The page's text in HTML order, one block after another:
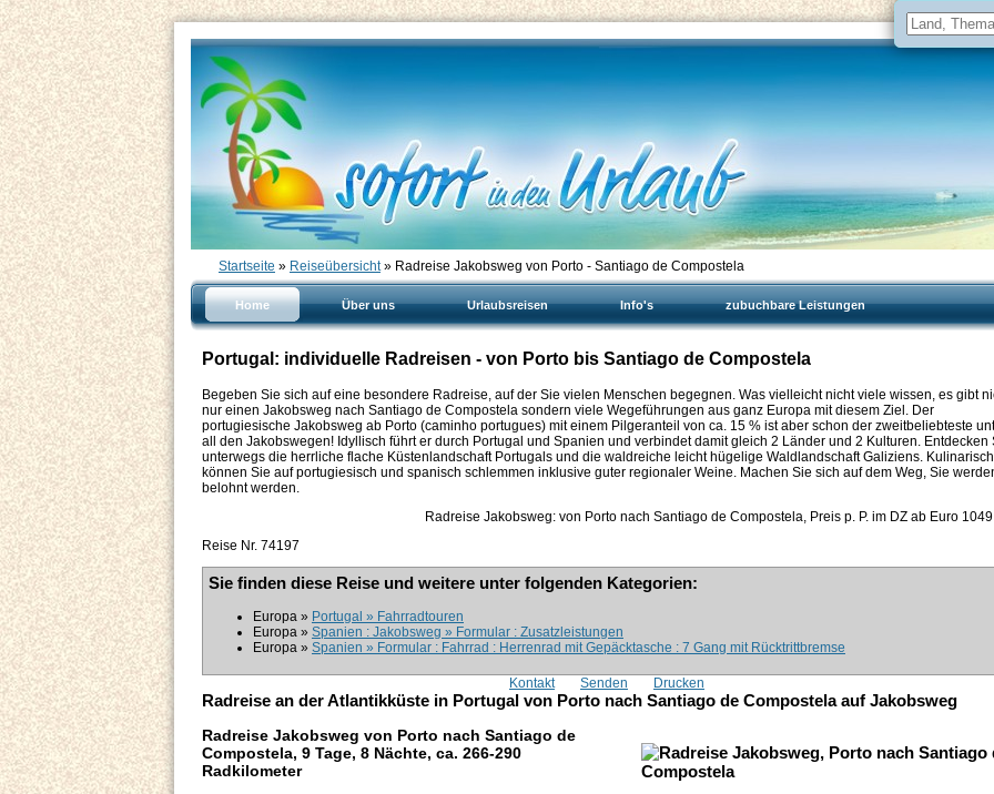
Startseite » Reiseübersicht» Radreise Jakobsweg von Porto - Santiago de Compostela
Home Über uns Urlaubsreisen Info's zubuchbare Leistungen
Portugal: individuelle Radreisen - von Porto bis Santiago de Compostela
Begeben Sie sich auf eine besondere Radreise, auf der Sie vielen Menschen begegnen. Was vielleicht nicht viele wissen, es gibt
nur einen Jakobsweg nach Santiago de Compostela sondern viele Wegeführungen aus ganz Europa mit diesem Ziel. Der
portugiesische Jakobsweg ab Porto (caminho portugues) mit einem Pilgeranteil von ca. 15 % ist aber schon der zweitbeliebteste
all den Jakobswegen! Idyllisch führt er durch Portugal und Spanien und verbindet damit gleich 2 Länder und 2 Kulturen. Entdecken
unterwegs die herrliche flache Küstenlandschaft Portugals und die waldreiche leicht hügelige Waldlandschaft Galiziens. Kulinarisch
können Sie auf portugiesisch und spanisch schlemmen inklusive guter regionaler Weine. Machen Sie sich auf dem Weg, Sie
belohnt werden.
Radreise Jakobsweg: von Porto nach Santiago de Compostela, Preis p. P. im DZ ab Euro
Reise Nr. 74197
Sie finden diese Reise und weitere unter folgenden Kategorien:
Europa » Portugal » Fahrradtouren
Europa » Spanien : Jakobsweg » Formular : Zusatzleistungen
Europa » Spanien » Formular : Fahrrad : Herrenrad mit Gepäcktasche : 7 Gang mit Rücktrittbremse
Kontakt Senden Drucken
Radreise an der Atlantikküste in Portugal von Porto nach Santiago de Compostela auf Jakobsweg
Radreise Jakobsweg von Porto nach Santiago de
Compostela, 9 Tage, 8 Nächte, ca. 266-290
Radkilometer